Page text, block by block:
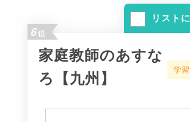
リスト
6位
家庭教師のあすな
ろ【九州】
学